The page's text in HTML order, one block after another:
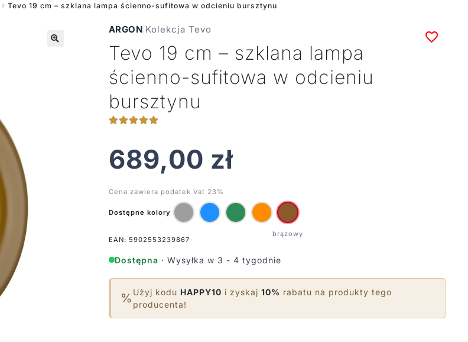
Tevo 19 cm – szklana lampa ścienno-sufitowa w odcieniu bursztynu
ARGON Kolekcja Tevo
Tevo 19 cm – szklana lampa
ścienno-sufitowa w odcieniu
bursztynu
689,00 zł
Cena zawiera podatek Vat 23%
Dostępne kolory
EAN: 5902553239867
Dostępna · Wysyłka w 3 - 4 tygodnie
% Użyj kodu HAPPY10 i zyskaj 10% rabatu na produkty tego
producenta!